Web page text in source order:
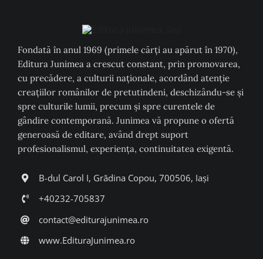
Fondată în anul 1969 (primele cărți au apărut în 1970),
Editura Junimea a crescut constant, prin promovarea,
cu precădere, a culturii naţionale, acordând atenţie
creaţiilor românilor de pretutindeni, deschizându-se şi
spre culturile lumii, precum şi spre curentele de
gândire contemporană. Junimea vă propune o ofertă
generoasă de editare, având drept suport
profesionalismul, experiența, continuitatea exigentă.
B-dul Carol I, Grădina Copou, 700506, Iași
+40232-705837
contact@editurajunimea.ro
www.EdituraJunimea.ro